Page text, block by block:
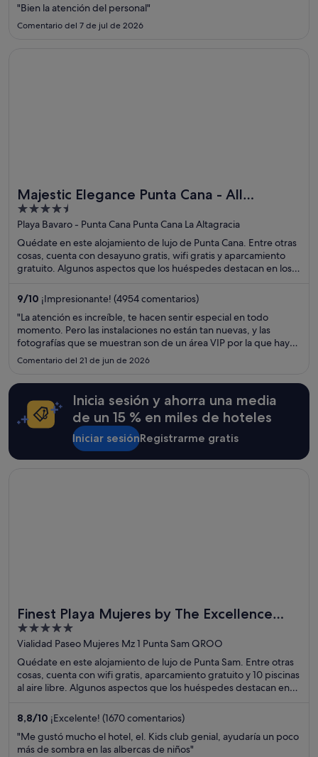
Quinta Avenida.
"Bien la atención del personal"
Comentario del 7 de jul de 2026
Majestic Elegance Punta Cana - All
Inclusive
4.5
out
of
5
Playa Bavaro - Punta Cana Punta Cana La Altagracia
Quédate en este alojamiento de lujo de Punta Cana. Entre otras
cosas, cuenta con desayuno gratis, wifi gratis y aparcamiento
gratuito. Algunos aspectos que los huéspedes destacan en los
atracciones turísticas populares que se encuentran cerca son
Playa Macao y Playa de Arena Gorda.
9/10 ¡Impresionante! (4954 comentarios)
"La atención es increíble, te hacen sentir especial en todo
momento. Pero las instalaciones no están tan nuevas, y las
fotografías que se muestran son de un área VIP por la que hay
que pagar un adicional."
Comentario del 21 de jun de 2026
Inicia sesión y ahorra una media
de un 15 % en miles de hoteles
Iniciar sesiónRegistrarme gratis
Finest Playa Mujeres by The Excellence
Collection - All Inclusive
5
out
of
5
Vialidad Paseo Mujeres Mz 1 Punta Sam QROO
Quédate en este alojamiento de lujo de Punta Sam. Entre otras
cosas, cuenta con wifi gratis, aparcamiento gratuito y 10 piscinas
al aire libre. Algunos aspectos que los huéspedes destacan en
personal. Dos atracciones turísticas populares que se
encuentran cerca son Playa Norte y Centro comercial Cancún
Mall.
8,8/10 ¡Excelente! (1670 comentarios)
"Me gustó mucho el hotel, el. Kids club genial, ayudaría un poco
más de sombra en las albercas de niños"